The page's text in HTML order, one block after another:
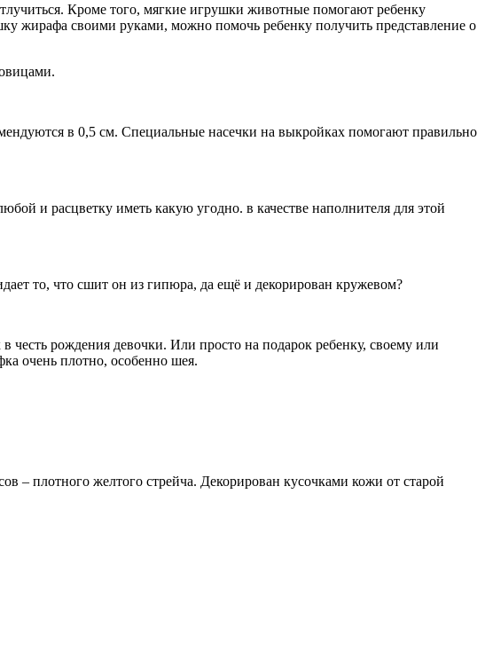
Кроме того, мягкие игрушки животные помогают ребенку
жирафа своими руками, можно помочь ребенку получить представление о
в 0,5 см. Специальные насечки на выкройках помогают правильно
и расцветку иметь какую угодно. в качестве наполнителя для этой
то, что сшит он из гипюра, да ещё и декорирован кружевом?
рождения девочки. Или просто на подарок ребенку, своему или
очень плотно, особенно шея.
– плотного желтого стрейча. Декорирован кусочками кожи от старой